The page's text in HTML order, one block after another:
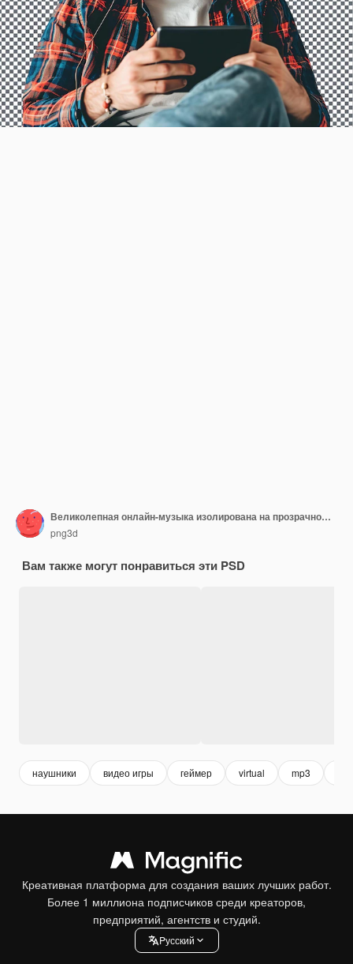
Великолепная онлайн-музыка изолирована на прозрачном фоне
png3d
Вам также могут понравиться эти PSD
наушники видео игры геймер virtual mp3
Креативная платформа для создания ваших лучших работ.
Более 1 миллиона подписчиков среди креаторов,
предприятий, агентств и студий.
Pусский